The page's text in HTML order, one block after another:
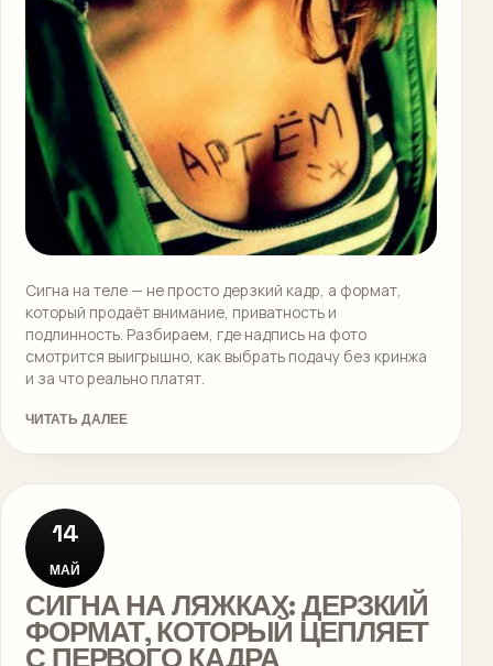
Сигна на теле — не просто дерзкий кадр, а формат,
который продаёт внимание, приватность и
подлинность. Разбираем, где надпись на фото
смотрится выигрышно, как выбрать подачу без кринжа
и за что реально платят.
ЧИТАТЬ ДАЛЕЕ
14
МАЙ
СИГНА НА ЛЯЖКАХ: ДЕРЗКИЙ
ФОРМАТ, КОТОРЫЙ ЦЕПЛЯЕТ